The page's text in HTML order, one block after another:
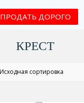
ПРОДАТЬ ДОРОГО
КРЕСТ